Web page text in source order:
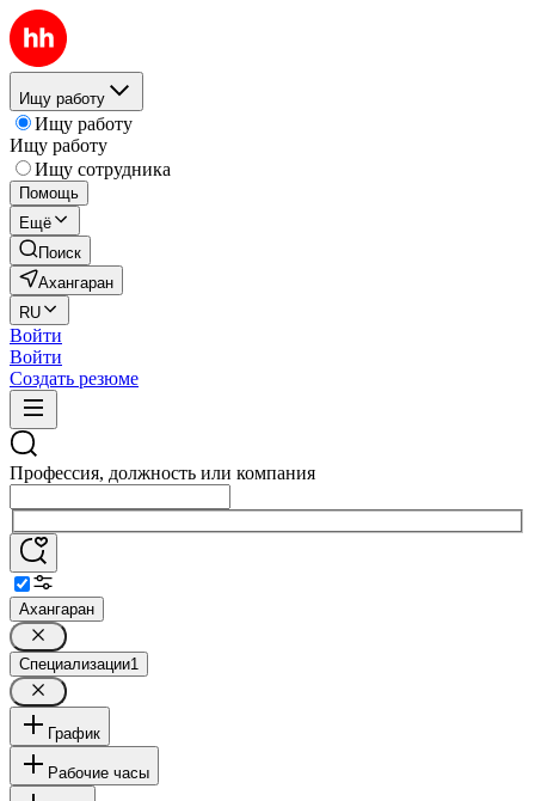
Ищу работу
Ищу работу
Ищу работу
Ищу сотрудника
Помощь
Ещё
Поиск
Ахангаран
RU
Войти
Войти
Создать резюме
Профессия, должность или компания
Ахангаран
Специализации1
График
Рабочие часы